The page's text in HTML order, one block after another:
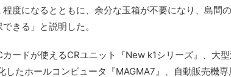
度になるとともに、余分な玉箱が不要になり、島間
きる」と説明した。
ードが使えるCRユニット『New k1シリーズ』、大
たホールコンピュータ『MAGMA7』、自動販売機